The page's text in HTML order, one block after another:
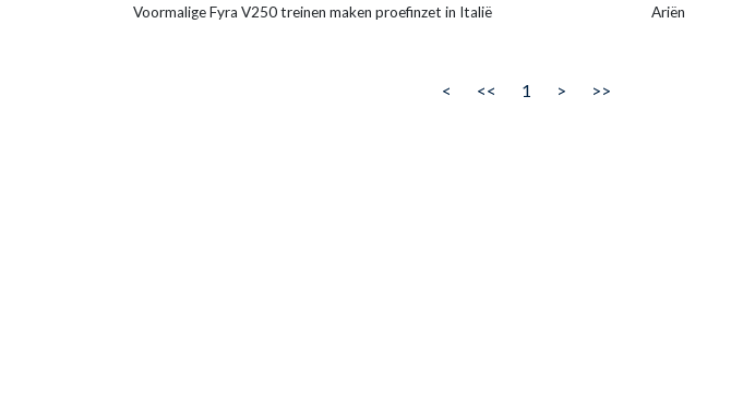
Voormalige Fyra V250 treinen maken proefinzet in Italië
Ariën
< << 1 > >>